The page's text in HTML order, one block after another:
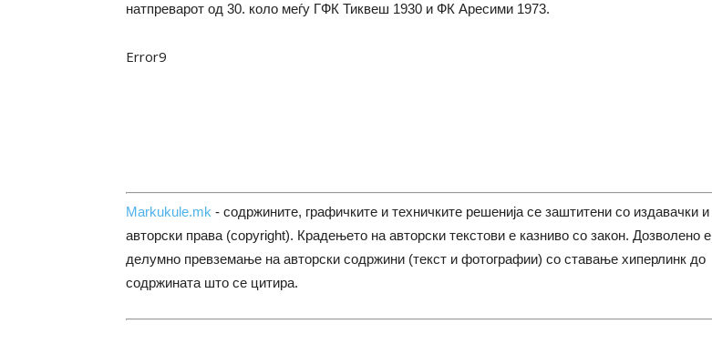
натпреварот од 30. коло меѓу ГФК Тиквеш 1930 и ФК Аресими 1973.
Error9
Markukule.mk - содржините, графичките и техничките решенија се заштитени со издавачки и
авторски права (copyright). Крадењето на авторски текстови е казниво со закон. Дозволено е
делумно превземање на авторски содржини (текст и фотографии) со ставање хиперлинк до
содржината што се цитира.